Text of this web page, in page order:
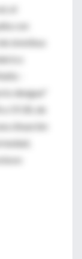
el
con
ómnibus
-
dengue"
19.30, de
situación